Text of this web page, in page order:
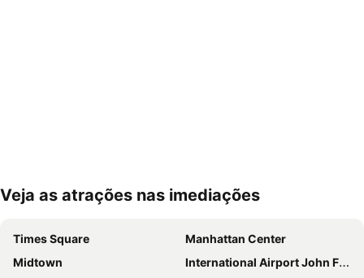
Ampliar mapa
Veja as atrações nas imediações
Times Square
Manhattan Center
Midtown
International Airport John F. Kennedy